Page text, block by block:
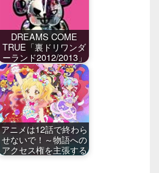
DREAMS COME
TRUE「裏ドリワンダ
ーランド2012/2013」
アニメは12話で終わら
せないで！～物語への
アクセス権を主張する